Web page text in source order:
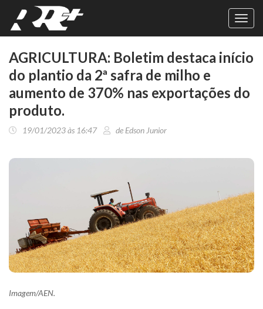
AGRICULTURA: Boletim destaca início
do plantio da 2ª safra de milho e
aumento de 370% nas exportações do
produto.
19/01/2023 às 16:47 de Edson Junior
Imagem/AEN.